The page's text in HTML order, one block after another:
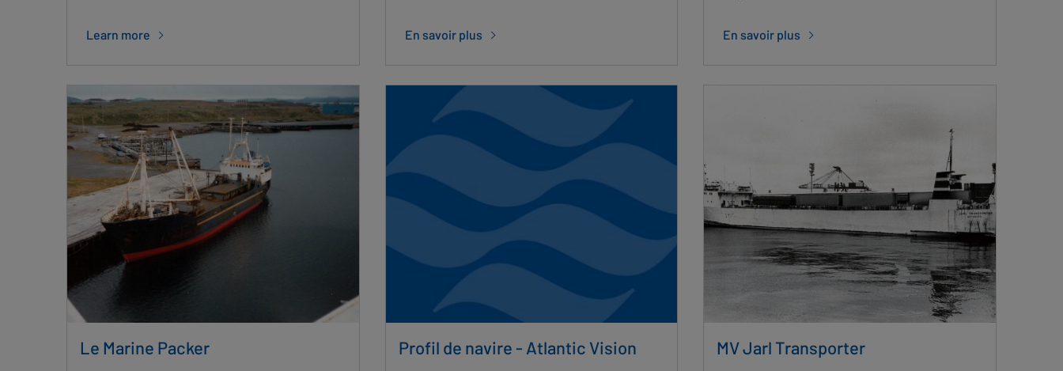
Learn more En savoir plus En savoir plus
Le Marine Packer Profil de navire - Atlantic Vision MV Jarl Transporter